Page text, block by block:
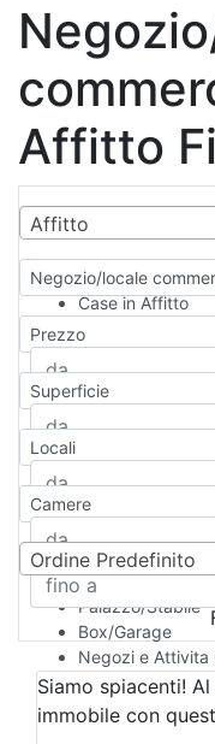
Affitto
Affitto
Negozio/locale
Case in Affitto
Qualsiasi
Appartamento
Casa
Casa Semi-
Attico/Mansarda
Rustico/Casale
Camera d'Albergo
Multiproprietà
Palazzo/Stabile
Box/Garage
Negozi e Attivita
Qualsiasi
Attività/Licenza
Azienda Agricola
Prezzo
Superficie
Locali
Camere
Ordine Predefinito
Siamo spiacenti!
immobile con